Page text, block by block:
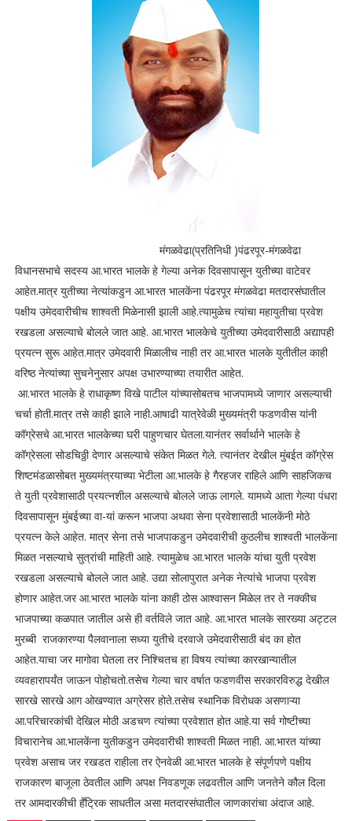
मंगळवेढा(प्रतिनिधी )पंढरपूर-मंगळवेढा
विधानसभाचे सदस्य आ.भारत भालके हे गेल्या अनेक दिवसापासून युतीच्या वाटेवर
आहेत.मात्र युतीच्या नेत्यांकडुन आ.भारत भालकेंना पंढरपूर मंगळवेढा मतदारसंघातील
पक्षीय उमेदवारीचीच शाश्वती मिळेनासी झाली आहे.त्यामुळेच त्यांचा महायुतीचा प्रवेश
रखडला असल्याचे बोलले जात आहे. आ.भारत भालकेचे युतीच्या उमेदवारीसाठी अद्यापही
प्रयत्न सुरू आहेत.मात्र उमेदवारी मिळालीच नाही तर आ.भारत भालके युतीतील काही
वरिष्ठ नेत्यांच्या सुचनेनुसार अपक्ष उभारण्याच्या तयारीत आहेत.
आ.भारत भालके हे राधाकृष्ण विखे पाटील यांच्यासोबतच भाजपामध्ये जाणार असल्याची
चर्चा होती.मात्र तसे काही झाले नाही.आषाढी यात्रेवेळी मुख्यमंत्री फडणवीस यांनी
कॉग्रेसचे आ.भारत भालकेच्या घरी पाहुणचार घेतला.यानंतर सर्वार्थाने भालके हे
कॉग्रेसला सोडचिठ्ठी देणार असल्याचे संकेत मिळत गेले. त्यानंतर देखील मुंबईत कॉग्रेस
शिष्टमंडळासोबत मुख्यमंत्रयाच्या भेटीला आ.भालके हे गैरहजर राहिले आणि साहजिकच
ते युती प्रवेशासाठी प्रयत्नशील असल्याचे बोलले जाऊ लागले. यामध्ये आता गेल्या पंधरा
दिवसापासून मुंबईच्या वा-यां करून भाजपा अथवा सेना प्रवेशासाठी भालकेंनी मोठे
प्रयत्न केले आहेत. मात्र सेना तसे भाजपाकडुन उमेदवारीची कुठलीच शाश्वती भालकेंना
मिळत नसल्याचे सुत्रांची माहिती आहे. त्यामुळेच आ.भारत भालके यांचा युती प्रवेश
रखडला असल्याचे बोलले जात आहे. उद्या सोलापुरात अनेक नेत्यांचे भाजपा प्रवेश
होणार आहेत.जर आ.भारत भालके यांना काही ठोस आश्वासन मिळेल तर ते नक्कीच
भाजपाच्या कळपात जातील असे ही वर्तविले जात आहे. आ.भारत भालके सारख्या अट्टल
मुरब्बी राजकारण्या पैलवानाला सध्या युतीचे दरवाजे उमेदवारीसाठी बंद का होत
आहेत.याचा जर मागोवा घेतला तर निश्चितच हा विषय त्यांच्या कारखान्यातील
व्यवहारापर्यंत जाऊन पोहोचतो.तसेच गेल्या चार वर्षात फडणवीस सरकारविरुद्ध देखील
सारखे सारखे आग ओखण्यात अग्रेसर होते.तसेच स्थानिक विरोधक असणाऱ्या
आ.परिचारकांची देखिल मोठी अडचण त्यांच्या प्रवेशात होत आहे.या सर्व गोष्टीच्या
विचारानेच आ.भालकेंना युतीकडुन उमेदवारीची शाश्वती मिळत नाही. आ.भारत यांच्या
प्रवेश असाच जर रखडत राहीला तर ऐनवेळी आ.भारत भालके हे संपूर्णपणे पक्षीय
राजकारण बाजूला ठेवतील आणि अपक्ष निवडणूक लढवतील आणि जनतेने कौल दिला
तर आमदारकीची हॕट्रिक साधतील असा मतदारसंघातील जाणकारांचा अंदाज आहे.